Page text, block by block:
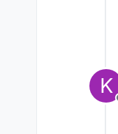
K